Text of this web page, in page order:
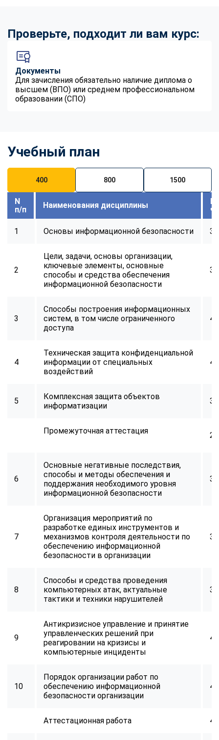
Проверьте, подходит ли вам курс:
Документы
Для зачисления обязательно наличие диплома о
высшем (ВПО) или среднем профессиональном
образовании (СПО)
Учебный план
400 800 1500
N
п/п
Наименования дисциплины
1 Основы информационной безопасности 32
2
Цели, задачи, основы организации,
ключевые элементы, основные
способы и средства обеспечения
информационной безопасности
32
3
Способы построения информационных
систем, в том числе ограниченного
доступа
40
4
Техническая защита конфиденциальной
информации от специальных
воздействий
40
5
Комплексная защита объектов
информатизации
32
Промежуточная аттестация 2
6
Основные негативные последствия,
способы и методы обеспечения и
поддержания необходимого уровня
информационной безопасности
34
7
Организация мероприятий по
разработке единых инструментов и
механизмов контроля деятельности по
обеспечению информационной
безопасности в организации
32
8
Способы и средства проведения
компьютерных атак, актуальные
тактики и техники нарушителей
34
9
Антикризисное управление и принятие
управленческих решений при
реагировании на кризисы и
компьютерные инциденты
40
10
Порядок организации работ по
обеспечению информационной
безопасности организации
40
Аттестационная работа 40